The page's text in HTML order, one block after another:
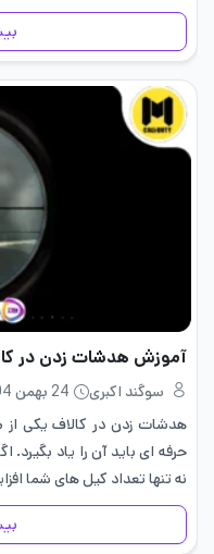
بزرگ را…
آموزش هدشات زدن در کالاف
سوگند اکبری
24 بهمن 1404
هدشات زدن در کالاف یکی
حرفه ای باید آن را یاد
نه تنها تعداد کیل های شما